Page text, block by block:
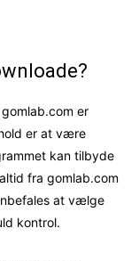
er
er at være
kan tilbyde
fra gomlab.com
at vælge
kontrol.